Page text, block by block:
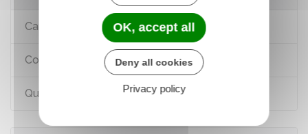
Carrière dans la fonction publique
Conditions de travail dans la fonction publique
Quitter la fonction publique
OK, accept all
Deny all cookies
Privacy policy